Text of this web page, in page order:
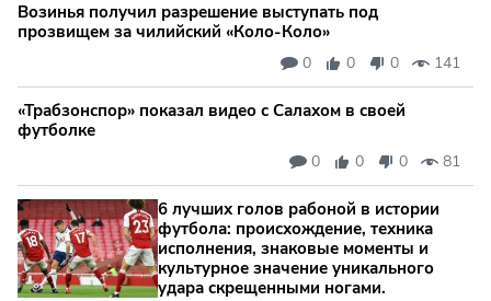
Возинья получил разрешение выступать под
прозвищем за чилийский «Коло-Коло»
0 0 0 141
«Трабзонспор» показал видео с Салахом в своей
футболке
0 0 0 81
6 лучших голов рабоной в истории
футбола: происхождение, техника
исполнения, знаковые моменты и
культурное значение уникального
удара скрещенными ногами.